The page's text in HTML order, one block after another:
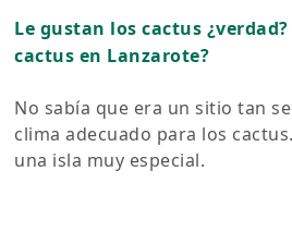
Le gustan los cactus
cactus en Lanzarote?
No sabía que era un sitio tan
clima adecuado para los
una isla muy especial.